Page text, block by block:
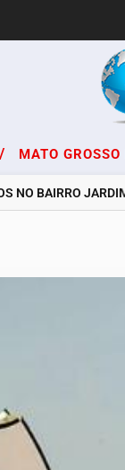
/ MATO GROSSO
BAIRRO JARDIM